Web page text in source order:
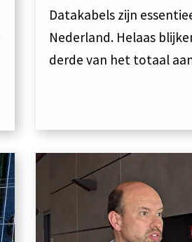
Datakabels zijn
Nederland. Helaas
derde van het totaal